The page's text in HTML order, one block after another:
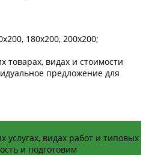
180х200, 200х200;
товарах, видах и стоимости
предложение для
видах работ и типовых
и подготовим